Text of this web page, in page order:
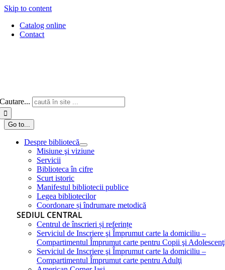
Skip to content
Catalog online
Contact
Cautare...
Go to...
Despre bibliotecă
Misiune şi viziune
Servicii
Biblioteca în cifre
Scurt istoric
Manifestul bibliotecii publice
Legea bibliotecilor
Coordonare și îndrumare metodică
SEDIUL CENTRAL
Centrul de înscrieri și referințe
Serviciul de Inscriere şi Împrumut carte la domiciliu –
Compartimentul Împrumut carte pentru Copii şi
Serviciul de Inscriere şi Împrumut carte la domiciliu –
Compartimentul Împrumut carte pentru Adulţi